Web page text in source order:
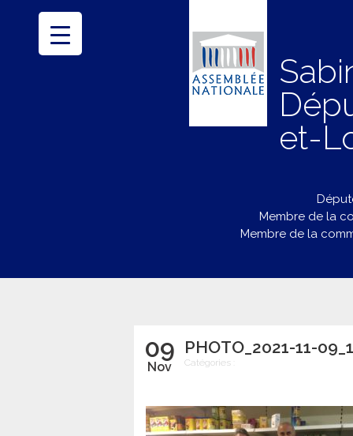
et-
Membre de la
Membre de la
09
Nov
PHOTO_2021-11-
Catégories :